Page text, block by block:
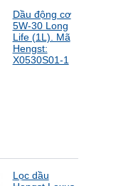
Dầu động cơ
5W-30 Long
Life (1L). Mã
Hengst:
X0530S01-1
Lọc dầu